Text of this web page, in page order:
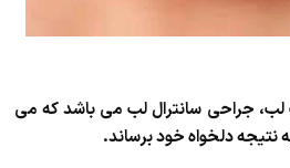
لب، جراحی سانترال لب می باشد که می
نتیجه دلخواه خود برساند.